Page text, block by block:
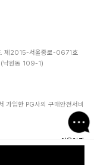
제2015-서울종로-0671호
(낙원동 109-1)
가입한 PG사의 구매안전서비
이용약관